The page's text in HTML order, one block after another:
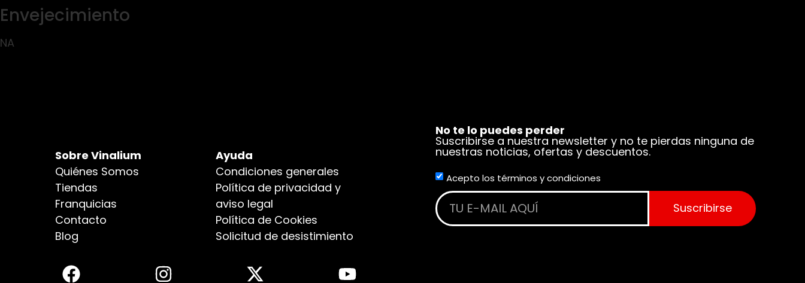
Envejecimiento
NA
Sobre Vinalium
Quiénes Somos
Tiendas
Franquicias
Contacto
Blog
Ayuda
Condiciones generales
Política de privacidad y
aviso legal
Política de Cookies
Solicitud de desistimiento
No te lo puedes perder
Suscribirse a nuestra newsletter y no te pierdas ninguna de
nuestras noticias, ofertas y descuentos.
Acepto los términos y condiciones
Suscribirse